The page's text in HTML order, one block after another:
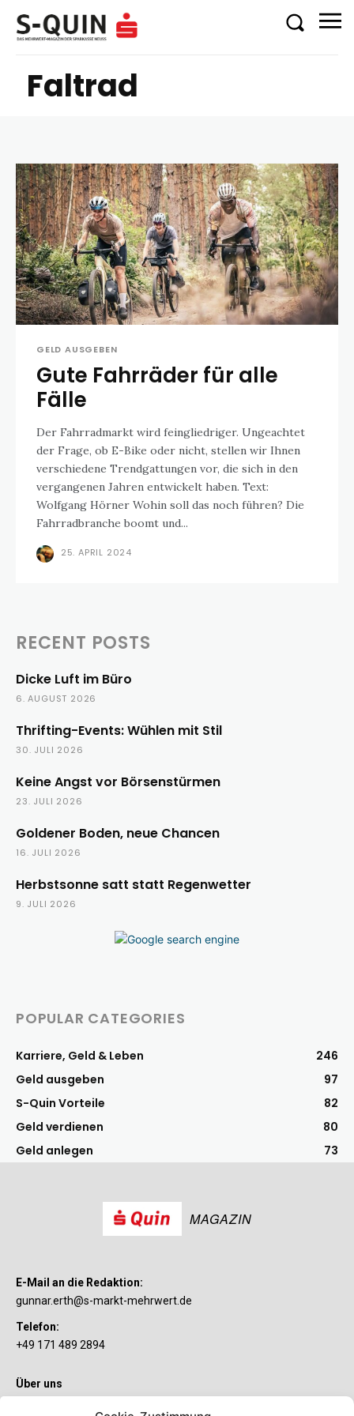
Faltrad
GELD AUSGEBEN
Gute Fahrräder für alle
Fälle
Der Fahrradmarkt wird feingliedriger. Ungeachtet
der Frage, ob E-Bike oder nicht, stellen wir Ihnen
verschiedene Trendgattungen vor, die sich in den
vergangenen Jahren entwickelt haben. Text:
Wolfgang Hörner Wohin soll das noch führen? Die
Fahrradbranche boomt und...
25. APRIL 2024
RECENT POSTS
Dicke Luft im Büro
6. AUGUST 2026
Thrifting-Events: Wühlen mit Stil
30. JULI 2026
Keine Angst vor Börsenstürmen
23. JULI 2026
Goldener Boden, neue Chancen
16. JULI 2026
Herbstsonne satt statt Regenwetter
9. JULI 2026
POPULAR CATEGORIES
Karriere, Geld & Leben
246
Geld ausgeben
97
S-Quin Vorteile
82
Geld verdienen
80
Geld anlegen
73
MAGAZIN
E-Mail an die Redaktion:
gunnar.erth@s-markt-mehrwert.de
Telefon:
+49 171 489 2894
Über uns